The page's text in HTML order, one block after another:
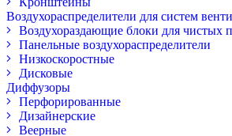
Воздухораспределители для систем
Воздухораздающие блоки для чистых
Панельные воздухораспределители
Низкоскоростные
Дисковые
Диффузоры
Перфорированные
Дизайнерские
Веерные